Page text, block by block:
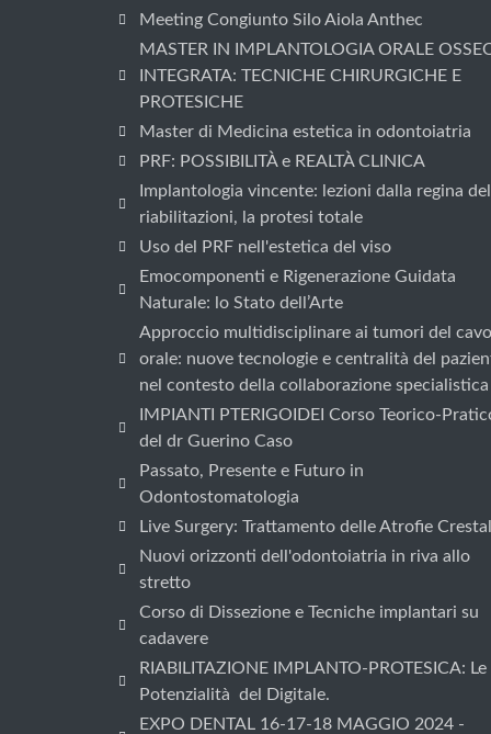
Meeting Congiunto Silo Aiola Anthec
MASTER IN IMPLANTOLOGIA ORALE
INTEGRATA: TECNICHE CHIRURGICHE E
PROTESICHE
Master di Medicina estetica in odontoiatria
PRF: POSSIBILITÀ e REALTÀ CLINICA
Implantologia vincente: lezioni dalla regina
riabilitazioni, la protesi totale
Uso del PRF nell'estetica del viso
Emocomponenti e Rigenerazione Guidata
Naturale: lo Stato dell’Arte
Approccio multidisciplinare ai tumori del cavo
orale: nuove tecnologie e centralità del
nel contesto della collaborazione specialistica
IMPIANTI PTERIGOIDEI Corso Teorico-
del dr Guerino Caso
Passato, Presente e Futuro in
Odontostomatologia
Live Surgery: Trattamento delle Atrofie
Nuovi orizzonti dell'odontoiatria in riva allo
stretto
Corso di Dissezione e Tecniche implantari su
cadavere
RIABILITAZIONE IMPLANTO-PROTESICA: Le
Potenzialità del Digitale.
EXPO DENTAL 16-17-18 MAGGIO 2024 -